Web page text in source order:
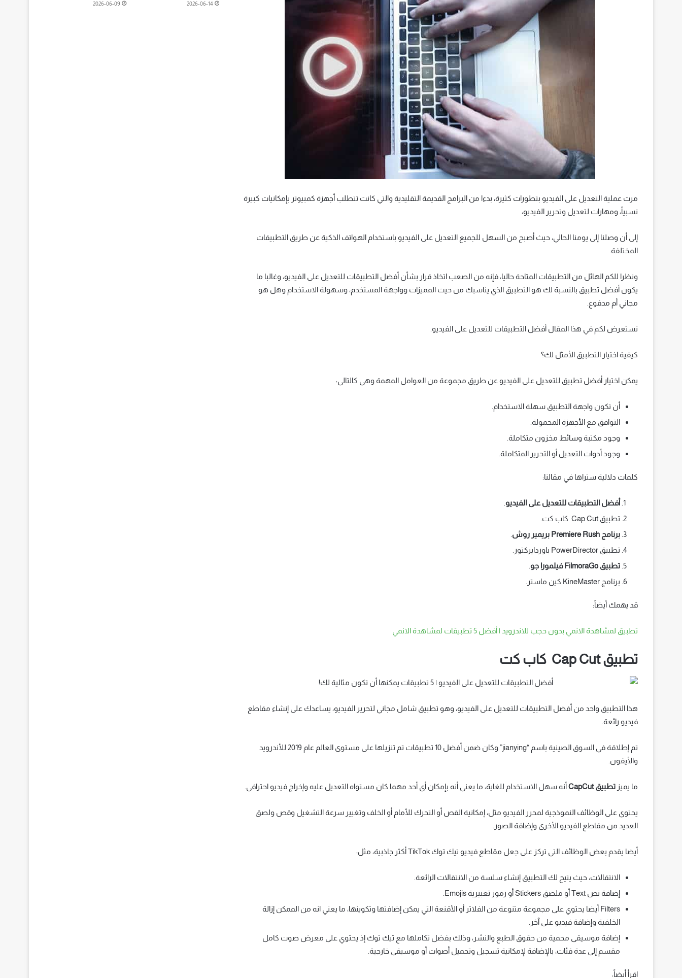
مرت عملية التعديل على الفيديو بتطورات كثيرة، بدءا من البرامج القديمة التقليدية والتي كانت تتطلب أجهزة كمبيوتر بإمكانيات كبيرة
نسبياً، ومهارات لتعديل وتحرير الفيديو،
إلى أن وصلنا إلى يومنا الحالي، حيث أصبح من السهل للجميع التعديل على الفيديو باستخدام الهواتف الذكية عن طريق التطبيقات
المختلفة.
ونظرا للكم الهائل من التطبيقات المتاحة حاليا، فإنه من الصعب اتخاذ قرار بشأن أفضل التطبيقات للتعديل على الفيديو، وغالبا ما
يكون أفضل تطبيق بالنسبة لك هو التطبيق الذي يناسبك من حيث المميزات وواجهة المستخدم، وسهولة الاستخدام وهل هو
مجاني أم مدفوع.
نستعرض لكم في هذا المقال أفضل التطبيقات للتعديل على الفيديو.
كيفية اختيار التطبيق الأمثل لك؟
يمكن اختيار أفضل تطبيق للتعديل على الفيديو عن طريق مجموعة من العوامل المهمة وهي كالتالي:
أن تكون واجهة التطبيق سهلة الاستخدام.
التوافق مع الأجهزة المحمولة.
وجود مكتبة وسائط مخزون متكاملة.
وجود أدوات التعديل أو التحرير المتكاملة.
كلمات دلالية ستراها في مقالنا:
أفضل التطبيقات للتعديل على الفيديو
تطبيق Cap Cut كاب كت.
برنامج Premiere Rush بريمير روش
تطبيق PowerDirector باوردايركتور.
تطبيق FilmoraGo فيلمورا جو
برنامج KineMaster كين ماستر.
قد يهمك أيضاً:
تطبيق لمشاهدة الانمي بدون حجب للاندرويد | أفضل 5 تطبيقات لمشاهدة الانمي
تطبيق Cap Cut كاب كت
هذا التطبيق واحد من أفضل التطبيقات للتعديل على الفيديو، وهو تطبيق شامل مجاني لتحرير الفيديو، يساعدك على إنشاء مقاطع
فيديو رائعة.
تم إطلاقة في السوق الصينية باسم “jianying” وكان ضمن أفضل 10 تطبيقات تم تنزيلها على مستوى العالم عام 2019 للأندرويد
والأيفون.
ما يميز تطبيق CapCut أنه سهل الاستخدام للغاية، ما يعني أنه بإمكان أي أحد مهما كان مستواه التعديل عليه وإخراج فيديو احترافي.
يحتوي على الوظائف النموذجية لمحرر الفيديو مثل، إمكانية القص أو التحرك للأمام أو الخلف وتغيير سرعة التشغيل وقص ولصق
العديد من مقاطع الفيديو الأخرى وإضافة الصور.
أيضا يقدم بعض الوظائف التي تركز على جعل مقاطع فيديو تيك توك TikTok أكثر جاذبية، مثل:
الانتقالات، حيث يتيح لك التطبيق إنشاء سلسة من الانتقالات الرائعة.
إضافة نص Text أو ملصق Stickers أو رموز تعبيرية Emojis.
Filters أيضا يحتوي على مجموعة متنوعة من الفلاتر أو الأقنعة التي يمكن إضافتها وتكوينها، ما يعني انه من الممكن إزالة
الخلفية وإضافة فيديو على آخر.
إضافة موسيقى محمية من حقوق الطبع والنشر، وذلك بفضل تكاملها مع تيك توك إذ يحتوي على معرض صوت كامل
مقسم إلى عدة فئات، بالإضافة لإمكانية تسجيل وتحميل أصوات أو موسيقى خارجية.
اقرأ أيضاً:
2026-06-14
2026-06-09